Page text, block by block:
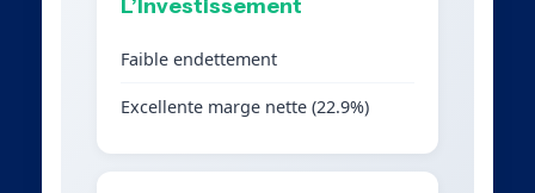
L’Investissement
Faible endettement
Excellente marge nette (22.9%)